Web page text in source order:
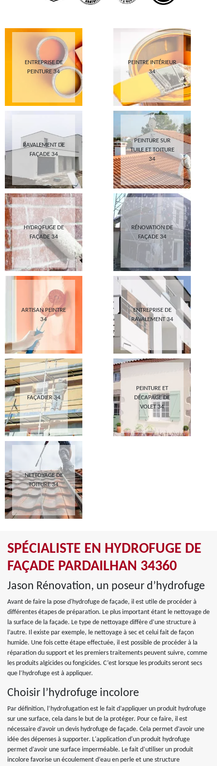
ENTREPRISE DE
PEINTURE 34
PEINTRE INTÉRIEUR
34
RAVALEMENT DE
FAÇADE 34
PEINTURE SUR
TUILE ET TOITURE
34
HYDROFUGE DE
FAÇADE 34
RÉNOVATION DE
FAÇADE 34
ARTISAN PEINTRE
34
ENTREPRISE DE
RAVALEMENT 34
FAÇADIER 34
PEINTURE ET
DÉCAPAGE DE
VOLET 34
NETTOYAGE DE
TOITURE 34
SPÉCIALISTE EN HYDROFUGE DE
FAÇADE PARDAILHAN 34360
Jason Rénovation, un poseur d’hydrofuge
Avant de faire la pose d'hydrofuge de façade, il est utile de procéder à
différentes étapes de préparation. Le plus important étant le nettoyage de
la surface de la façade. Le type de nettoyage diffère d’une structure à
l’autre. Il existe par exemple, le nettoyage à sec et celui fait de façon
humide. Une fois cette étape effectuée, il est possible de procéder à la
réparation du support et les premiers traitements peuvent suivre, comme
les produits algicides ou fongicides. C’est lorsque les produits seront secs
que l’hydrofuge est à appliquer.
Choisir l’hydrofuge incolore
Par définition, l’hydrofugation est le fait d’appliquer un produit hydrofuge
sur une surface, cela dans le but de la protéger. Pour ce faire, il est
nécessaire d’avoir un devis hydrofuge de façade. Cela permet d’avoir une
idée des dépenses à supporter. L'application d'un produit hydrofuge
permet d’avoir une surface imperméable. Le fait d’utiliser un produit
incolore favorise un écoulement d’eau en perle et une structure